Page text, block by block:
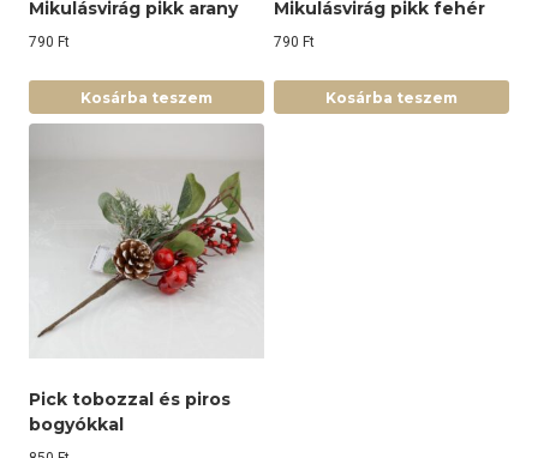
Mikulásvirág pikk arany
790 Ft
Kosárba teszem
Mikulásvirág pikk fehér
790 Ft
Kosárba teszem
Pick tobozzal és piros
bogyókkal